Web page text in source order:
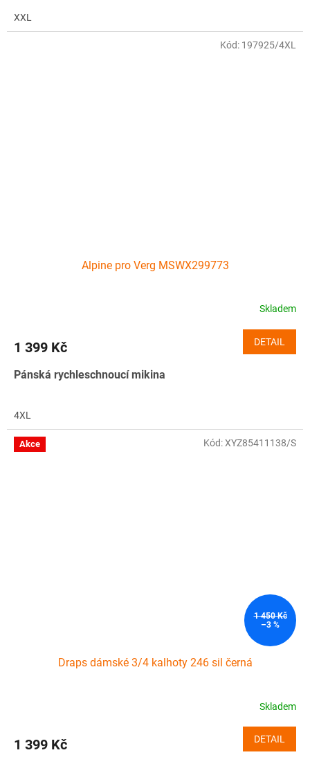
XXL
Alpine pro Verg MSWX299773
Skladem
1 399 Kč DETAIL
Pánská rychleschnoucí mikina
4XL
Kód: 197925/4XL
Akce
1 450 Kč
–3 %
Draps dámské 3/4 kalhoty 246 sil černá
Skladem
1 399 Kč DETAIL
Kód:XYZ85411138/S